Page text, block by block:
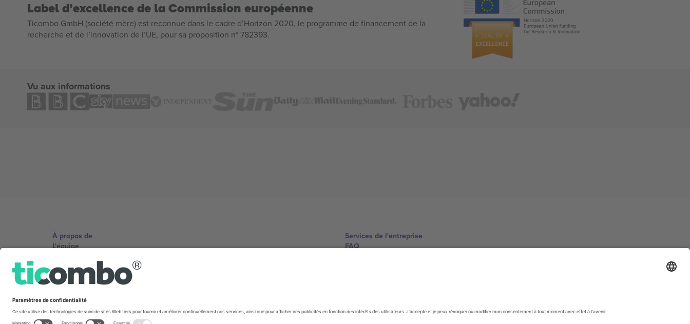
Label d’excellence de la Commission européenne
Ticombo GmbH (société mère) est reconnue dans le cadre d’Horizon 2020, le programme de financement de la
recherche et de l’innovation de l’UE, pour sa proposition n° 782393.
Vu aux informations
À propos de
L'équipe
Imprimer
Conditions générales
Programme d'affiliation
Services de l'entreprise
FAQ